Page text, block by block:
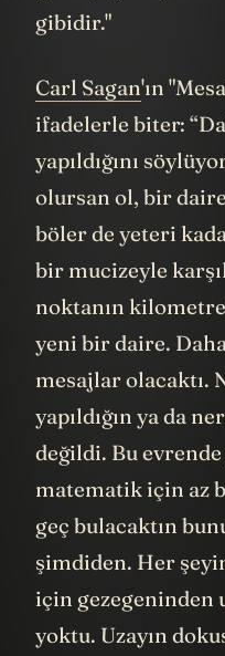
gibidir."
Carl Sagan'ın
ifadelerle biter:
yapıldığını
olursan ol, bir
böler de yeteri
bir mucizeyle
noktanın
yeni bir daire.
mesajlar olacaktı.
yapıldığın ya da
değildi. Bu evrende
matematik için az
geç bulacaktın
şimdiden. Her
için gezegeninden
yoktu. Uzayın